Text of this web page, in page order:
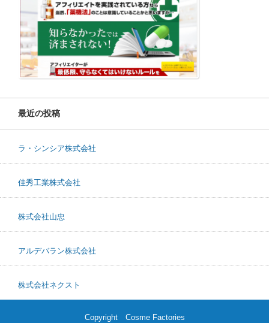
最近の投稿
ラ・シンシア株式会社
佳秀工業株式会社
株式会社山忠
アルデバラン株式会社
株式会社ネクスト
Copyright Cosme Factories